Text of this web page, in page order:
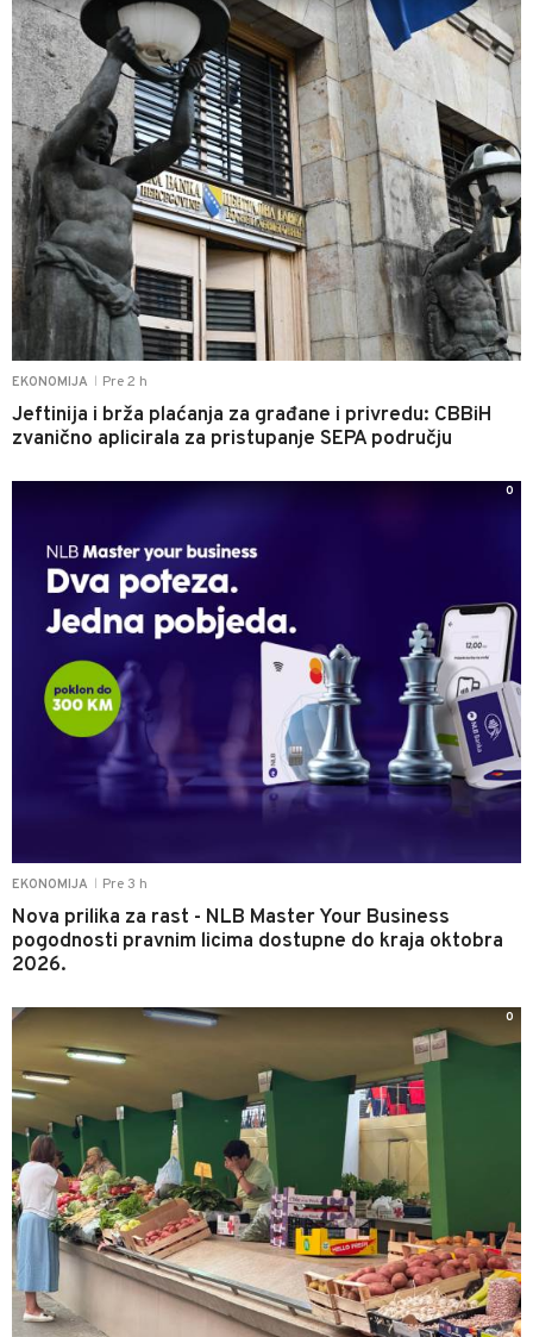
EKONOMIJA Pre 2 h
Jeftinija i brža plaćanja za građane i privredu: CBBiH
zvanično aplicirala za pristupanje SEPA području
EKONOMIJA Pre 3 h
Nova prilika za rast - NLB Master Your Business
pogodnosti pravnim licima dostupne do kraja oktobra
2026.
0
0